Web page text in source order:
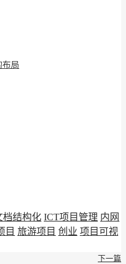
布局
档结构化 ICT项目管理 内网
目 旅游项目 创业 项目可视
下一篇